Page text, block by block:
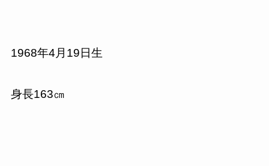
1968年4 月 19日生
身長163㎝